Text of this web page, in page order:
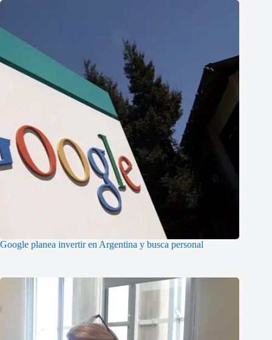
Google planea invertir en Argentina y busca personal